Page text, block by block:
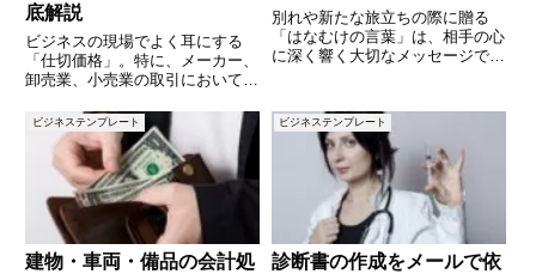
底解説
ビジネスの現場でよく耳にする
「仕切価格」。特に、メーカー、
卸売業、小売業の取引において重
うな価格を指すのでしょうか？ま
た、仕切価格の決め方や活用方法
を理解することで、企業はどのよ
うなメリットを得られるのでしょ
別れや新たな旅立ちの際に贈る
「はなむけの言葉」は、相手の心
に深く響く大切なメッセージで
届けることで、感動や励ましを伝
えることができます。この記事で
は、さまざまなシーンに使えるは
ビジネステンプレート
建物・車両・備品の会計処
ビジネステンプレート
診断書の作成をメールで依